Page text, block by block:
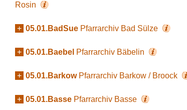
Rosin
+ 05.01.BadSue Pfarrarchiv Bad Sülze
+ 05.01.Baebel Pfarrarchiv Bäbelin
+ 05.01.Barkow Pfarrarchiv Barkow / Broock
+ 05.01.Basse Pfarrarchiv Basse